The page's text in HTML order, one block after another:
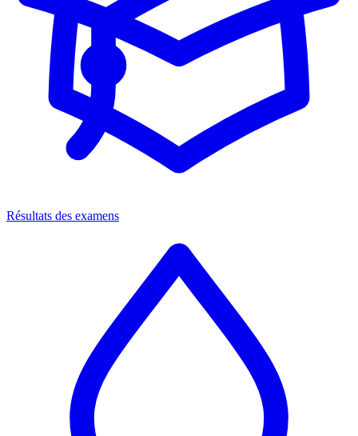
Résultats des examens